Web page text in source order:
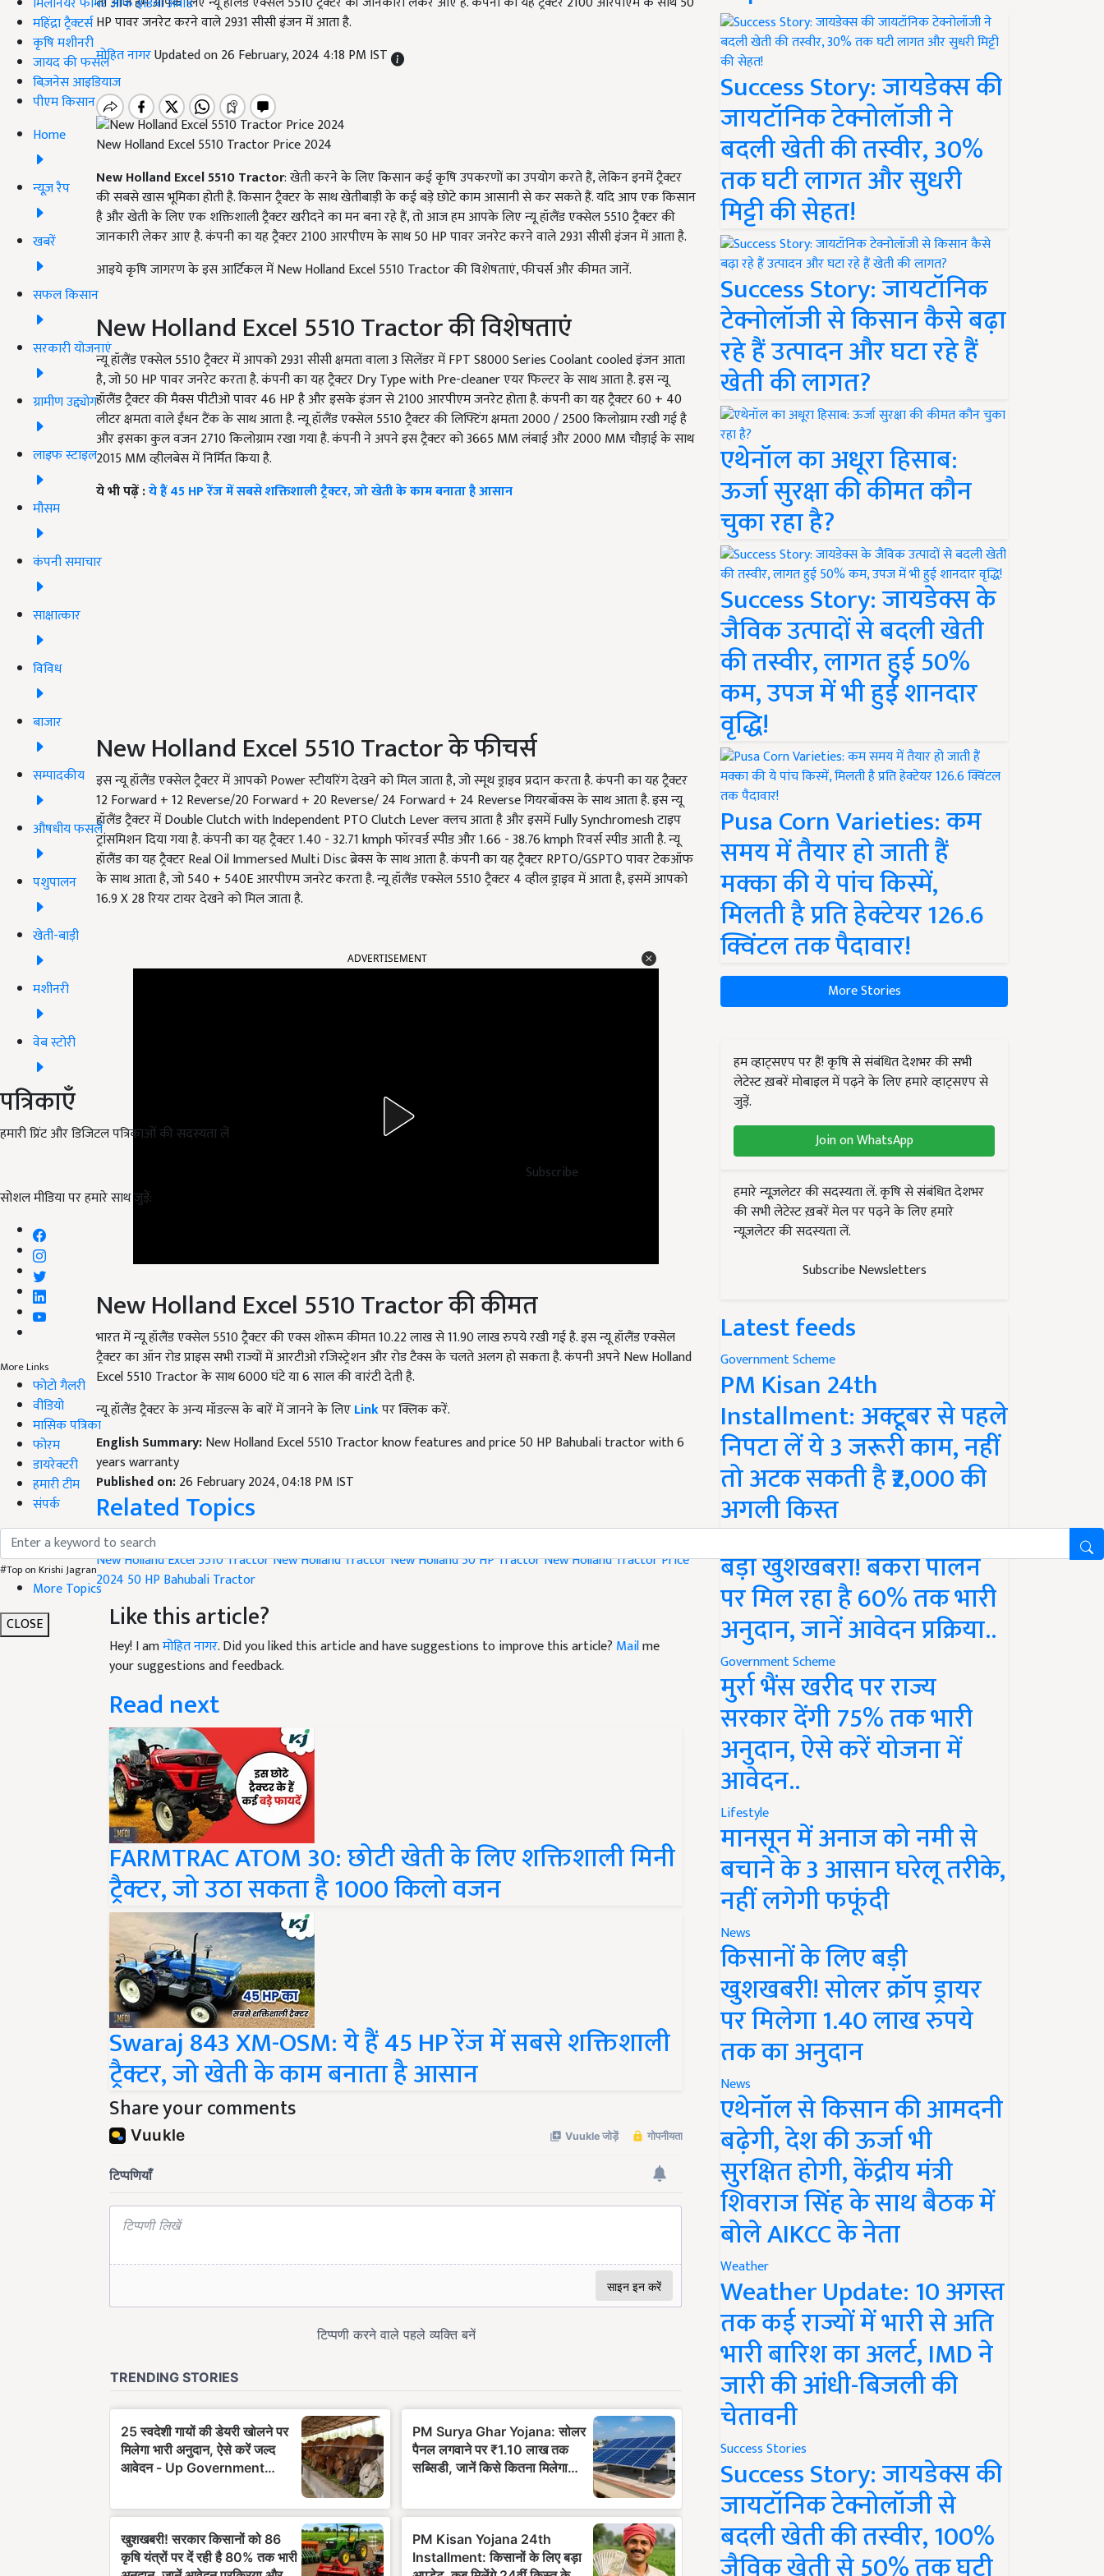
महिंद्रा ट्रैक्टर्स
कृषि मशीनरी
जायद की फसल
बिज़नेस आइडियाज
पीएम किसान
Home
न्यूज़ रैप
खबरें
सफल किसान
सरकारी योजनाएं
ग्रामीण उद्द्योग
लाइफ स्टाइल
मौसम
कंपनी समाचार
साक्षात्कार
विविध
बाजार
सम्पादकीय
औषधीय फसलें
पशुपालन
खेती-बाड़ी
मशीनरी
वेब स्टोरी
पत्रिकाएँ
हमारी प्रिंट और डिजिटल पत्रिकाओं की सदस्यता लें
Subscribe
सोशल मीडिया पर हमारे साथ जुड़ें:
More Links
फोटो गैलरी
वीडियो
मासिक पत्रिका
फोरम
डायरेक्टरी
हमारी टीम
संपर्क
#Top on Krishi Jagran
More Topics
CLOSE
HP पावर जनरेट करने वाले 2931 सीसी इंजन में आता है.
मोहित नागरUpdated on 26 February, 2024 4:18 PM IST
New Holland Excel 5510 Tractor Price 2024
New Holland Excel 5510 Tractor: खेती करने के लिए किसान कई कृषि उपकरणों का उपयोग करते हैं, लेकिन इनमें ट्रैक्टर
की सबसे खास भूमिका होती है. किसान ट्रैक्टर के साथ खेतीबाड़ी के कई बड़े छोटे काम आसानी से कर सकते हैं. यदि आप एक किसान
है और खेती के लिए एक शक्तिशाली ट्रैक्टर खरीदने का मन बना रहे हैं, तो आज हम आपके लिए न्यू हॉलैंड एक्सेल 5510 ट्रैक्टर की
जानकारी लेकर आए है. कंपनी का यह ट्रैक्टर 2100 आरपीएम के साथ 50 HP पावर जनरेट करने वाले 2931 सीसी इंजन में आता है.
आइये कृषि जागरण के इस आर्टिकल में New Holland Excel 5510 Tractor की विशेषताएं, फीचर्स और कीमत जानें.
New Holland Excel 5510 Tractor की विशेषताएं
न्यू हॉलैंड एक्सेल 5510 ट्रैक्टर में आपको 2931 सीसी क्षमता वाला 3 सिलेंडर में FPT S8000 Series Coolant cooled इंजन आता
है, जो 50 HP पावर जनरेट करता है. कंपनी का यह ट्रैक्टर Dry Type with Pre-cleaner एयर फिल्टर के साथ आता है. इस न्यू
हॉलैंड ट्रैक्टर की मैक्स पीटीओ पावर 46 HP है और इसके इंजन से 2100 आरपीएम जनरेट होता है. कंपनी का यह ट्रैक्टर 60 + 40
लीटर क्षमता वाले ईंधन टैंक के साथ आता है. न्यू हॉलैंड एक्सेल 5510 ट्रैक्टर की लिफ्टिंग क्षमता 2000 / 2500 किलोग्राम रखी गई है
और इसका कुल वजन 2710 किलोग्राम रखा गया है. कंपनी ने अपने इस ट्रैक्टर को 3665 MM लंबाई और 2000 MM चौड़ाई के साथ
2015 MM व्हीलबेस में निर्मित किया है.
ये भी पढ़ें :ये हैं 45 HP रेंज में सबसे शक्तिशाली ट्रैक्टर, जो खेती के काम बनाता है आसान
New Holland Excel 5510 Tractor के फीचर्स
इस न्यू हॉलैंड एक्सेल ट्रैक्टर में आपको Power स्टीयरिंग देखने को मिल जाता है, जो स्मूथ ड्राइव प्रदान करता है. कंपनी का यह ट्रैक्टर
12 Forward + 12 Reverse/20 Forward + 20 Reverse/ 24 Forward + 24 Reverse गियरबॉक्स के साथ आता है. इस न्यू
हॉलैंड ट्रैक्टर में Double Clutch with Independent PTO Clutch Lever क्लच आता है और इसमें Fully Synchromesh टाइप
ट्रांसमिशन दिया गया है. कंपनी का यह ट्रैक्टर 1.40 - 32.71 kmph फॉरवर्ड स्पीड और 1.66 - 38.76 kmph रिवर्स स्पीड आती है. न्यू
हॉलैंड का यह ट्रैक्टर Real Oil Immersed Multi Disc ब्रेक्स के साथ आता है. कंपनी का यह ट्रैक्टर RPTO/GSPTO पावर टेकऑफ
के साथ आता है, जो 540 + 540E आरपीएम जनरेट करता है. न्यू हॉलैंड एक्सेल 5510 ट्रैक्टर 4 व्हील ड्राइव में आता है, इसमें आपको
16.9 X 28 रियर टायर देखने को मिल जाता है.
ADVERTISEMENT
New Holland Excel 5510 Tractor की कीमत
भारत में न्यू हॉलैंड एक्सेल 5510 ट्रैक्टर की एक्स शोरूम कीमत 10.22 लाख से 11.90 लाख रुपये रखी गई है. इस न्यू हॉलैंड एक्सेल
ट्रैक्टर का ऑन रोड प्राइस सभी राज्यों में आरटीओ रजिस्ट्रेशन और रोड टैक्स के चलते अलग हो सकता है. कंपनी अपने New Holland
Excel 5510 Tractor के साथ 6000 घंटे या 6 साल की वारंटी देती है.
न्यू हॉलैंड ट्रैक्टर के अन्य मॉडल्स के बारें में जानने के लिएLinkपर क्लिक करें.
English Summary:New Holland Excel 5510 Tractor know features and price 50 HP Bahubali tractor with 6
years warranty
Published on:26 February 2024, 04:18 PM IST
Related Topics
tractor
New Holland Excel 5510 TractorNew Holland TractorNew Holland 50 HP TractorNew Holland Tractor Price
2024 50 HP Bahubali Tractor
Like this article?
Hey! I amमोहित नागर. Did you liked this article and have suggestions to improve this article? Mailme
your suggestions and feedback.
Read next
FARMTRAC ATOM 30: छोटी खेती के लिए शक्तिशाली मिनी
ट्रैक्टर, जो उठा सकता है 1000 किलो वजन
Swaraj 843 XM-OSM: ये हैं 45 HP रेंज में सबसे शक्तिशाली
ट्रैक्टर, जो खेती के काम बनाता है आसान
Share your comments
Success Story: जायडेक्स की
जायटॉनिक टेक्नोलॉजी ने
बदली खेती की तस्वीर, 30%
तक घटी लागत और सुधरी
मिट्टी की सेहत!
Success Story: जायटॉनिक
टेक्नोलॉजी से किसान कैसे बढ़ा
रहे हैं उत्पादन और घटा रहे हैं
खेती की लागत?
एथेनॉल का अधूरा हिसाब:
ऊर्जा सुरक्षा की कीमत कौन
चुका रहा है?
Success Story: जायडेक्स के
जैविक उत्पादों से बदली खेती
की तस्वीर, लागत हुई 50%
कम, उपज में भी हुई शानदार
वृद्धि!
Pusa Corn Varieties: कम
समय में तैयार हो जाती हैं
मक्का की ये पांच किस्में,
मिलती है प्रति हेक्टेयर 126.6
क्विंटल तक पैदावार!
More Stories
हम व्हाट्सएप पर हैं! कृषि से संबंधित देशभर की सभी
लेटेस्ट ख़बरें मोबाइल में पढ़ने के लिए हमारे व्हाट्सएप से
जुड़ें.
Join on WhatsApp
हमारे न्यूज़लेटर की सदस्यता लें. कृषि से संबंधित देशभर
की सभी लेटेस्ट ख़बरें मेल पर पढ़ने के लिए हमारे
न्यूज़लेटर की सदस्यता लें.
Subscribe Newsletters
Latest feeds
Government Scheme
PM Kisan 24th
Installment: अक्टूबर से पहले
निपटा लें ये 3 जरूरी काम, नहीं
तो अटक सकती है ₹2,000 की
अगली किस्त
बड़ी खुशखबरी! बकरी पालन
पर मिल रहा है 60% तक भारी
अनुदान, जानें आवेदन प्रक्रिया..
Government Scheme
मुर्रा भैंस खरीद पर राज्य
सरकार देंगी 75% तक भारी
अनुदान, ऐसे करें योजना में
आवेदन..
Lifestyle
मानसून में अनाज को नमी से
बचाने के 3 आसान घरेलू तरीके,
नहीं लगेगी फफूंदी
News
किसानों के लिए बड़ी
खुशखबरी! सोलर क्रॉप ड्रायर
पर मिलेगा 1.40 लाख रुपये
तक का अनुदान
News
एथेनॉल से किसान की आमदनी
बढ़ेगी, देश की ऊर्जा भी
सुरक्षित होगी, केंद्रीय मंत्री
शिवराज सिंह के साथ बैठक में
बोले AIKCC के नेता
Weather
Weather Update: 10 अगस्त
तक कई राज्यों में भारी से अति
भारी बारिश का अलर्ट, IMD ने
जारी की आंधी-बिजली की
चेतावनी
Success Stories
Success Story: जायडेक्स की
जायटॉनिक टेक्नोलॉजी से
बदली खेती की तस्वीर, 100%